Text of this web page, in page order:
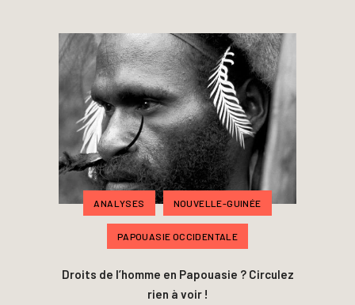
ANALYSES NOUVELLE-GUINÉE
PAPOUASIE OCCIDENTALE
Droits de l’homme en Papouasie ? Circulez
rien à voir !